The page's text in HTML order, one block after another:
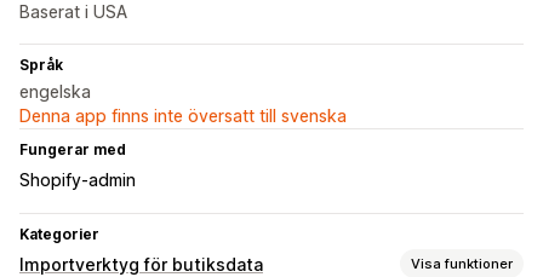
Baserat i USA
Språk
engelska
Denna app finns inte översatt till svenska
Fungerar med
Shopify-admin
Kategorier
Importverktyg för butiksdata Visa funktioner